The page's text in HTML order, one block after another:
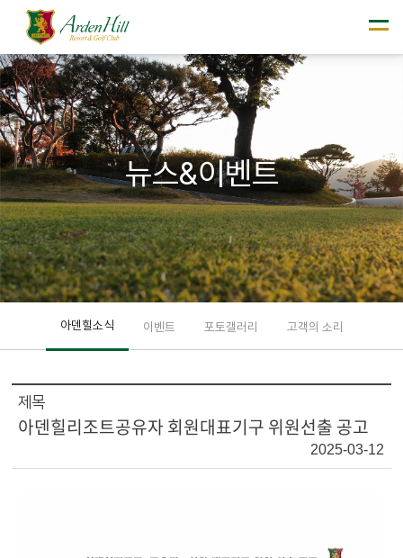
뉴스&이벤트
아덴힐소식 이벤트 포토갤러리 고객의 소리
제목
아덴힐리조트공유자 회원대표기구 위원선출 공고
2025-03-12